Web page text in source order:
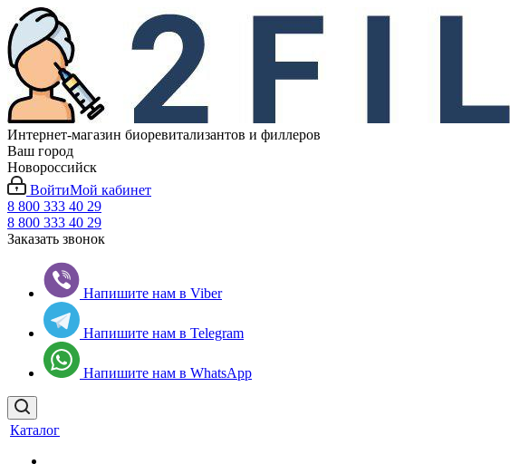
Интернет-магазин биоревитализантов и филлеров
Ваш город
Новороссийск
ВойтиМой кабинет
8 800 333 40 29
8 800 333 40 29
Заказать звонок
Напишите нам в Viber
Напишите нам в Telegram
Напишите нам в WhatsApp
Каталог